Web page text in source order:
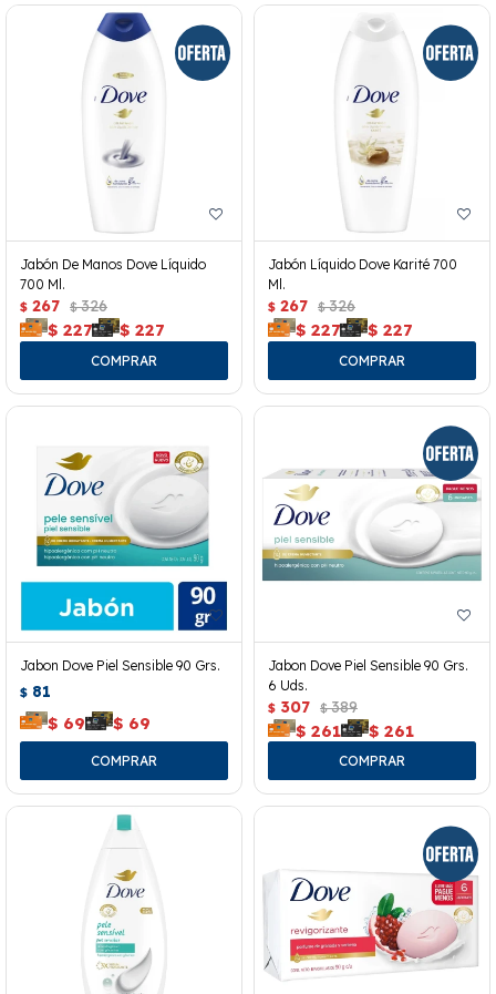
Jabón De Manos Dove Líquido
700 Ml.
$ 267 $ 326
$ 227 $ 227
Jabón Líquido Dove Karité 700
Ml.
$ 267 $ 326
$ 227 $ 227
Jabon Dove Piel Sensible 90 Grs.
$ 81
$ 69 $ 69
Jabon Dove Piel Sensible 90 Grs.
6 Uds.
$ 307 $ 389
$ 261 $ 261